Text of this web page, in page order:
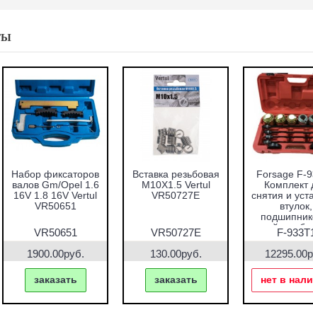
оправок для
запрессовки
и втулок
VR50167
VR50167
7690.00руб.
заказать
Набор фиксаторов
валов VAG 1.2 TFSI
Vertul VR50661
VR50661
1000.00руб.
заказать
Набор фрез для
восстановления
гнёзд дизельных
форсунок 7пр.
Vertul VR50337
VR50337
2670.00руб.
заказать